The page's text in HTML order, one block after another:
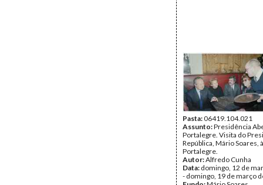
Pasta:06419.104.021
Assunto:Presidência
Portalegre. Visita do
República, Mário Soares,
Portalegre.
Autor:Alfredo Cunha
Data: domingo, 12 de
- domingo, 19 de março